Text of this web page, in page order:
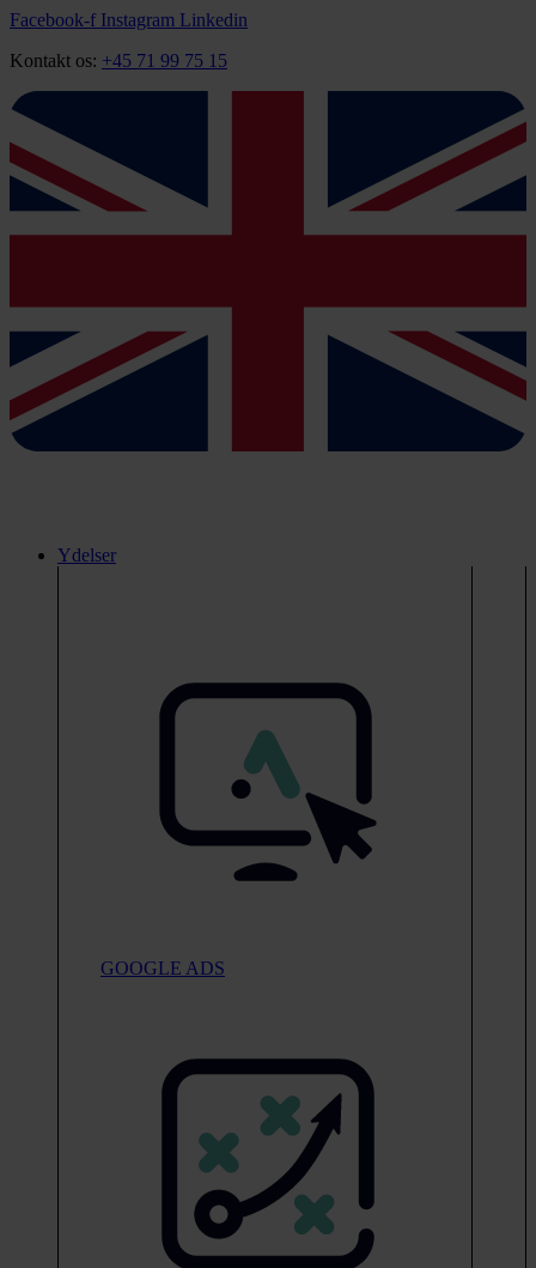
Videre
indhold
Facebook-f Instagram Linkedin
Kontakt os: +45 71 99 75 15
Ydelser
GOOGLE ADS